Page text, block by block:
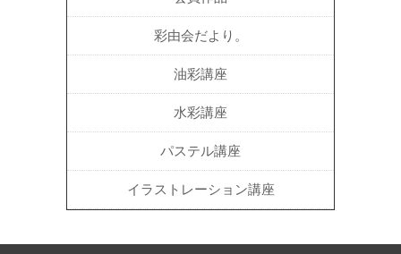
彩由会だより。
油彩講座
水彩講座
パステル講座
イラストレーション講座